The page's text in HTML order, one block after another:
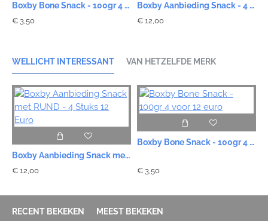
Boxby Bone Snack - 100gr 4 voor 12 euro
€ 3,50
Boxby Aanbieding Snack - 4 Stuks 12 Euro!
€ 12,00
WELLICHT INTERESSANT VAN HETZELFDE MERK
Boxby Aanbieding Snack met RUND - 4 Stuks 12 Euro
€ 12,00
Boxby Bone Snack - 100gr 4 voor 12 euro
€ 3,50
RECENT BEKEKEN MEEST BEKEKEN